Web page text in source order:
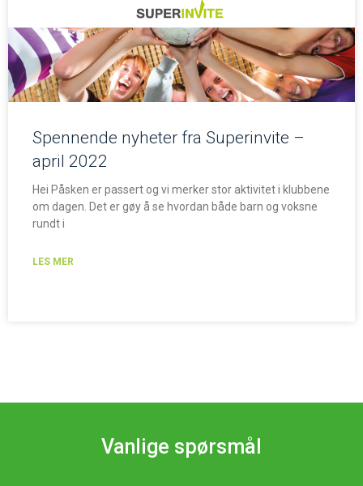
Spennende nyheter fra Superinvite –
april 2022
Hei Påsken er passert og vi merker stor aktivitet i klubbene
om dagen. Det er gøy å se hvordan både barn og voksne
rundt i
LES MER
Vanlige spørsmål